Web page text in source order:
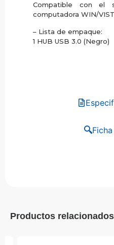
Compatible con el
computadora WIN/
– Lista de empaque:
1 HUB USB 3.0 (Negro)
Productos relacionados